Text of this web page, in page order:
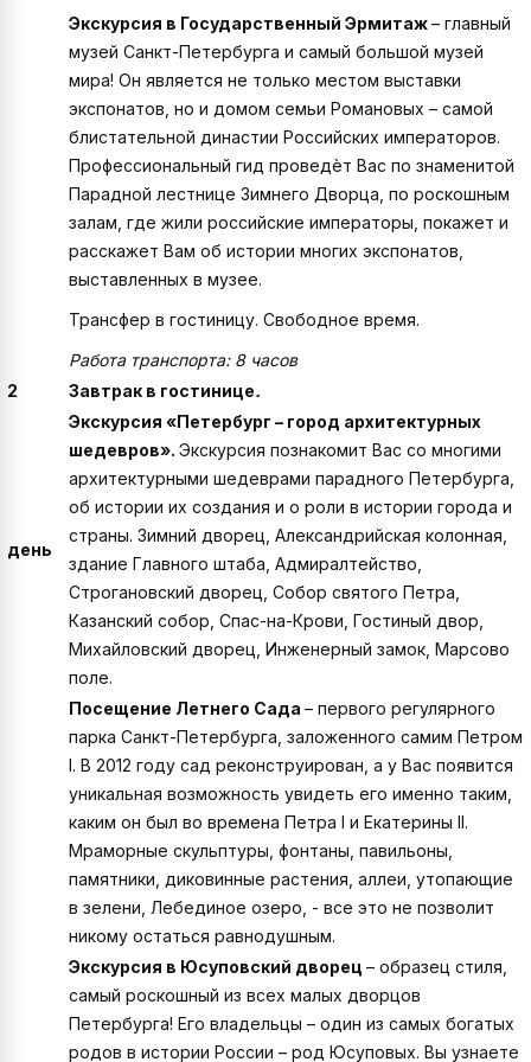
Экскурсия в Государственный Эрмитаж– главный
музей Санкт-Петербурга и самый большой музей
мира! Он является не только местом выставки
экспонатов, но и домом семьи Романовых – самой
блистательной династии Российских императоров.
Профессиональный гид проведѐт Вас по знаменитой
Парадной лестнице Зимнего Дворца, по роскошным
залам, где жили российские императоры, покажет и
расскажет Вам об истории многих экспонатов,
выставленных в музее.
Трансфер в гостиницу. Свободное время.
Работа транспорта: 8 часов
2
Завтрак в гостинице.
день
Экскурсия «Петербург – город архитектурных
шедевров». Экскурсия познакомит Вас со многими
архитектурными шедеврами парадного Петербурга,
об истории их создания и о роли в истории города и
страны. Зимний дворец, Александрийская колонная,
здание Главного штаба, Адмиралтейство,
Строгановский дворец, Собор святого Петра,
Казанский собор, Спас-на-Крови, Гостиный двор,
Михайловский дворец, Инженерный замок, Марсово
поле.
Посещение Летнего Сада – первого регулярного
парка Санкт-Петербурга, заложенного самим Петром
I. В 2012 году сад реконструирован, а у Вас появится
уникальная возможность увидеть его именно таким,
каким он был во времена Петра I и Екатерины II.
Мраморные скульптуры, фонтаны, павильоны,
памятники, диковинные растения, аллеи, утопающие
в зелени, Лебединое озеро, - все это не позволит
никому остаться равнодушным.
Экскурсия в Юсуповский дворец – образец стиля,
самый роскошный из всех малых дворцов
Петербурга! Его владельцы – один из самых богатых
родов в истории России – род Юсуповых. Вы узнаете